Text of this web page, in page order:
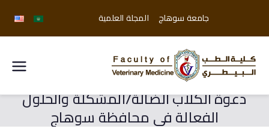
جامعة سوهاج المجلة العلمية
الطب
دعوة الكلاب الضالة/المشكلة والحلول
الفعالة في محافظة سوهاج